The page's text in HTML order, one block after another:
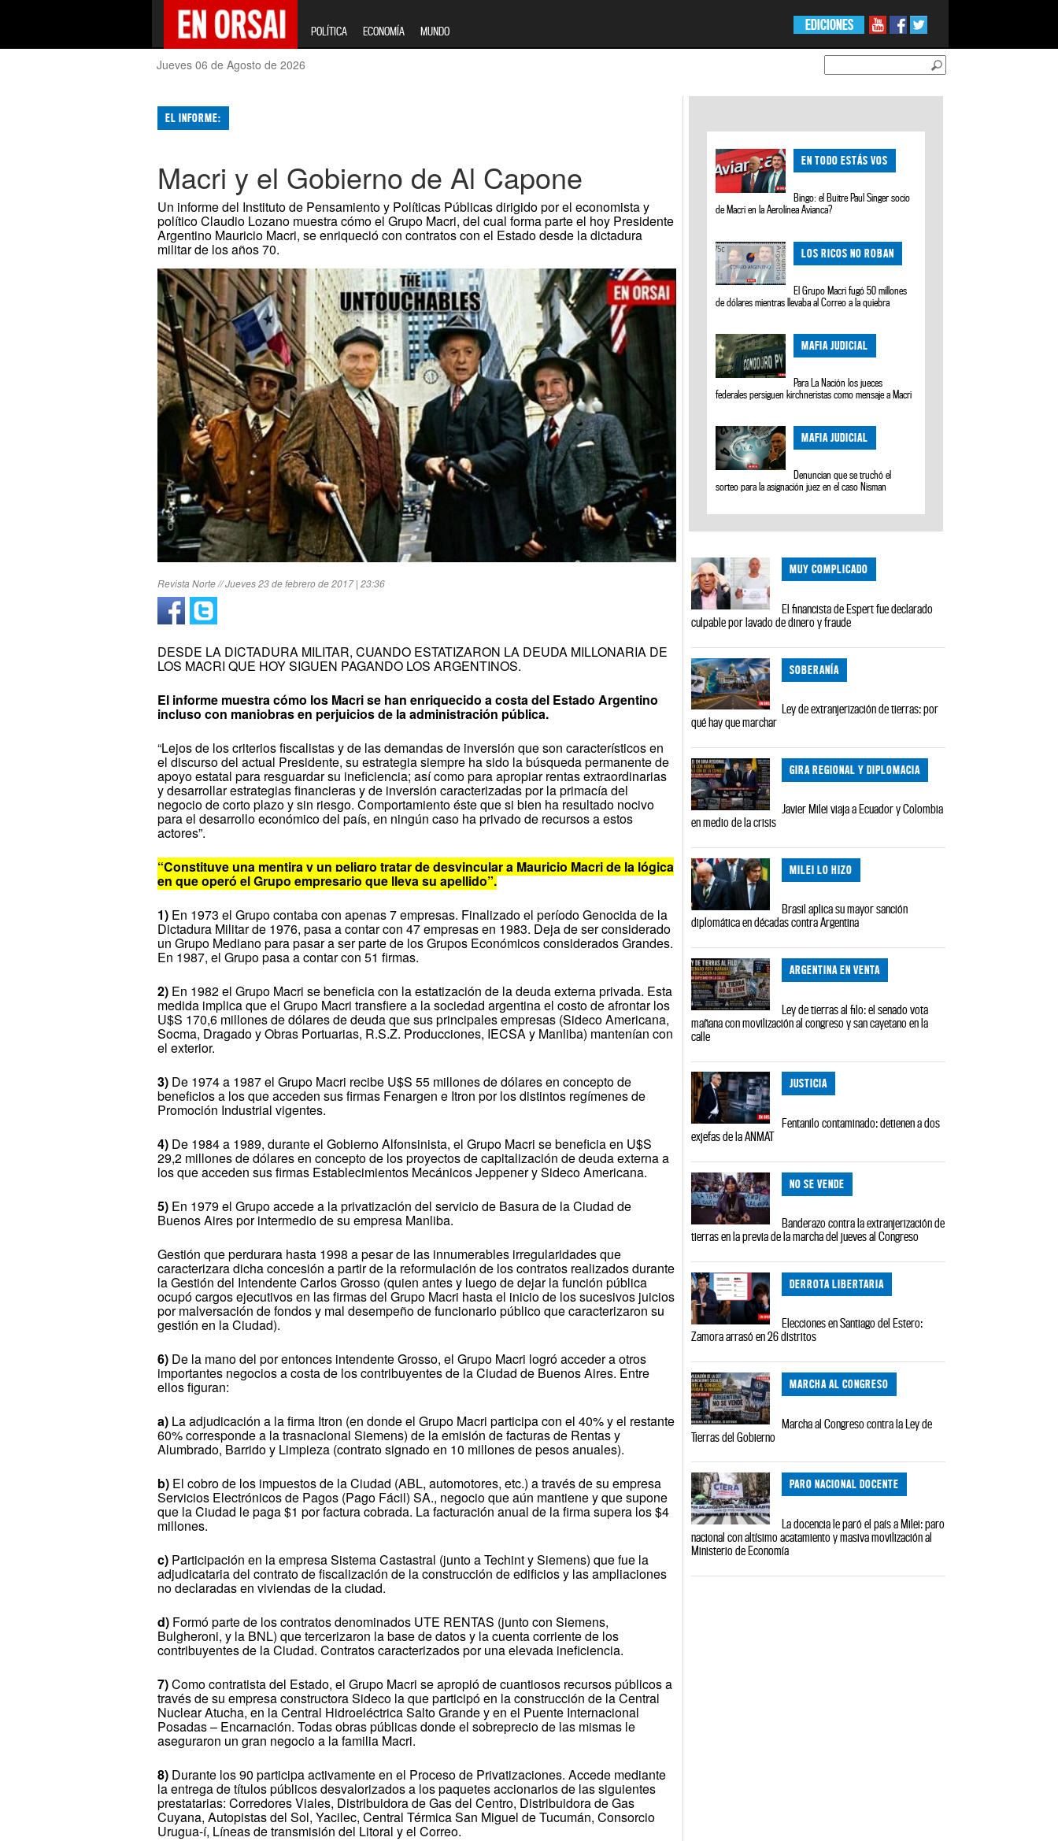
POLÍTICA ECONOMÍA MUNDO EDICIONES
Jueves 06 de Agosto de 2026
EL INFORME:
Macri y el Gobierno de Al Capone
Un informe del Instituto de Pensamiento y Políticas Públicas dirigido por el economista y
político Claudio Lozano muestra cómo el Grupo Macri, del cual forma parte el hoy Presidente
Argentino Mauricio Macri, se enriqueció con contratos con el Estado desde la dictadura
militar de los años 70.
Revista Norte // Jueves 23 de febrero de 2017 | 23:36
DESDE LA DICTADURA MILITAR, CUANDO ESTATIZARON LA DEUDA MILLONARIA DE
LOS MACRI QUE HOY SIGUEN PAGANDO LOS ARGENTINOS.
El informe muestra cómo los Macri se han enriquecido a costa del Estado Argentino
incluso con maniobras en perjuicios de la administración pública.
“Lejos de los criterios fiscalistas y de las demandas de inversión que son característicos en
el discurso del actual Presidente, su estrategia siempre ha sido la búsqueda permanente de
apoyo estatal para resguardar su ineficiencia; así como para apropiar rentas extraordinarias
y desarrollar estrategias financieras y de inversión caracterizadas por la primacía del
negocio de corto plazo y sin riesgo. Comportamiento éste que si bien ha resultado nocivo
para el desarrollo económico del país, en ningún caso ha privado de recursos a estos
actores”.
“Constituye una mentira y un peligro tratar de desvincular a Mauricio Macri de la lógica
en que operó el Grupo empresario que lleva su apellido”.
1) En 1973 el Grupo contaba con apenas 7 empresas. Finalizado el período Genocida de la
Dictadura Militar de 1976, pasa a contar con 47 empresas en 1983. Deja de ser considerado
un Grupo Mediano para pasar a ser parte de los Grupos Económicos considerados Grandes.
En 1987, el Grupo pasa a contar con 51 firmas.
2) En 1982 el Grupo Macri se beneficia con la estatización de la deuda externa privada. Esta
medida implica que el Grupo Macri transfiere a la sociedad argentina el costo de afrontar los
U$S 170,6 millones de dólares de deuda que sus principales empresas (Sideco Americana,
Socma, Dragado y Obras Portuarias, R.S.Z. Producciones, IECSA y Manliba) mantenían con
el exterior.
3) De 1974 a 1987 el Grupo Macri recibe U$S 55 millones de dólares en concepto de
beneficios a los que acceden sus firmas Fenargen e Itron por los distintos regímenes de
Promoción Industrial vigentes.
4) De 1984 a 1989, durante el Gobierno Alfonsinista, el Grupo Macri se beneficia en U$S
29,2 millones de dólares en concepto de los proyectos de capitalización de deuda externa a
los que acceden sus firmas Establecimientos Mecánicos Jeppener y Sideco Americana.
5) En 1979 el Grupo accede a la privatización del servicio de Basura de la Ciudad de
Buenos Aires por intermedio de su empresa Manliba.
Gestión que perdurara hasta 1998 a pesar de las innumerables irregularidades que
caracterizara dicha concesión a partir de la reformulación de los contratos realizados durante
la Gestión del Intendente Carlos Grosso (quien antes y luego de dejar la función pública
ocupó cargos ejecutivos en las firmas del Grupo Macri hasta el inicio de los sucesivos juicios
por malversación de fondos y mal desempeño de funcionario público que caracterizaron su
gestión en la Ciudad).
6) De la mano del por entonces intendente Grosso, el Grupo Macri logró acceder a otros
importantes negocios a costa de los contribuyentes de la Ciudad de Buenos Aires. Entre
ellos figuran:
a) La adjudicación a la firma Itron (en donde el Grupo Macri participa con el 40% y el restante
60% corresponde a la trasnacional Siemens) de la emisión de facturas de Rentas y
Alumbrado, Barrido y Limpieza (contrato signado en 10 millones de pesos anuales).
b) El cobro de los impuestos de la Ciudad (ABL, automotores, etc.) a través de su empresa
Servicios Electrónicos de Pagos (Pago Fácil) SA., negocio que aún mantiene y que supone
que la Ciudad le paga $1 por factura cobrada. La facturación anual de la firma supera los $4
millones.
c) Participación en la empresa Sistema Castastral (junto a Techint y Siemens) que fue la
adjudicataria del contrato de fiscalización de la construcción de edificios y las ampliaciones
no declaradas en viviendas de la ciudad.
d) Formó parte de los contratos denominados UTE RENTAS (junto con Siemens,
Bulgheroni, y la BNL) que tercerizaron la base de datos y la cuenta corriente de los
contribuyentes de la Ciudad. Contratos caracterizados por una elevada ineficiencia.
7)Como contratista del Estado, el Grupo Macri se apropió de cuantiosos recursos públicos a
través de su empresa constructora Sideco la que participó en la construcción de la Central
Nuclear Atucha, en la Central Hidroeléctrica Salto Grande y en el Puente Internacional
Posadas – Encarnación. Todas obras públicas donde el sobreprecio de las mismas le
aseguraron un gran negocio a la familia Macri.
8) Durante los 90 participa activamente en el Proceso de Privatizaciones. Accede mediante
la entrega de títulos públicos desvalorizados a los paquetes accionarios de las siguientes
prestatarias: Corredores Viales, Distribuidora de Gas del Centro, Distribuidora de Gas
Cuyana, Autopistas del Sol, Yacilec, Central Térmica San Miguel de Tucumán, Consorcio
Urugua-í, Líneas de transmisión del Litoral y el Correo.
EN TODO ESTÁS VOS
Bingo: el Buitre Paul Singer socio
de Macri en la Aerolínea Avianca?
LOS RICOS NO ROBAN
El Grupo Macri fugó 50 millones
de dólares mientras llevaba al Correo a la quiebra
MAFIA JUDICIAL
Para La Nación los jueces
federales persiguen kirchneristas como mensaje a Macri
MAFIA JUDICIAL
Denuncian que se truchó el
sorteo para la asignación juez en el caso Nisman
MUY COMPLICADO
El financista de Espert fue declarado
culpable por lavado de dinero y fraude
SOBERANÍA
Ley de extranjerización de tierras: por
qué hay que marchar
GIRA REGIONAL Y DIPLOMACIA
Javier Milei viaja a Ecuador y Colombia
en medio de la crisis
MILEI LO HIZO
Brasil aplica su mayor sanción
diplomática en décadas contra Argentina
ARGENTINA EN VENTA
Ley de tierras al filo: el senado vota
mañana con movilización al congreso y san cayetano en la
calle
JUSTICIA
Fentanilo contaminado: detienen a dos
exjefas de la ANMAT
NO SE VENDE
Banderazo contra la extranjerización de
tierras en la previa de la marcha del jueves al Congreso
DERROTA LIBERTARIA
Elecciones en Santiago del Estero:
Zamora arrasó en 26 distritos
MARCHA AL CONGRESO
Marcha al Congreso contra la Ley de
Tierras del Gobierno
PARO NACIONAL DOCENTE
La docencia le paró el país a Milei: paro
nacional con altísimo acatamiento y masiva movilización al
Ministerio de Economía